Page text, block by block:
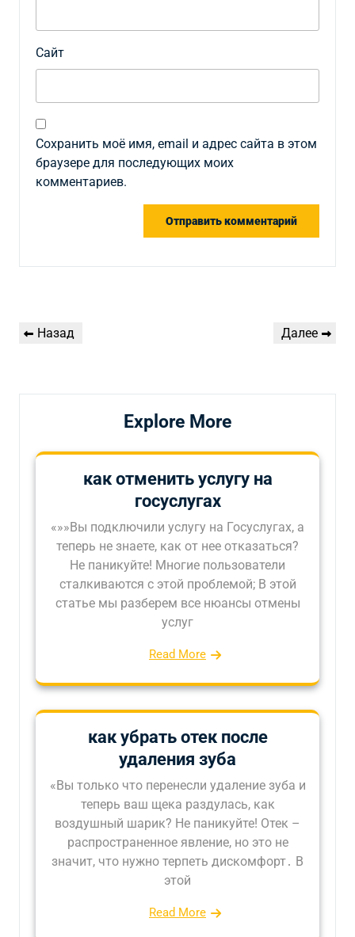
Сайт
Сохранить моё имя, email и адрес сайта в этом
браузере для последующих моих
комментариев.
по
Предыдущая
Назад
Следующая
Далее
Explore More
как отменить услугу на
госуслугах
«»»Вы подключили услугу на Госуслугах, а
теперь не знаете, как от нее отказаться?
Не паникуйте! Многие пользователи
сталкиваются с этой проблемой; В этой
статье мы разберем все нюансы отмены
услуг
Read More
как убрать отек после
удаления зуба
«Вы только что перенесли удаление зуба и
теперь ваш щека раздулась, как
воздушный шарик? Не паникуйте! Отек –
распространенное явление, но это не
значит, что нужно терпеть дискомфорт․ В
этой
Read More